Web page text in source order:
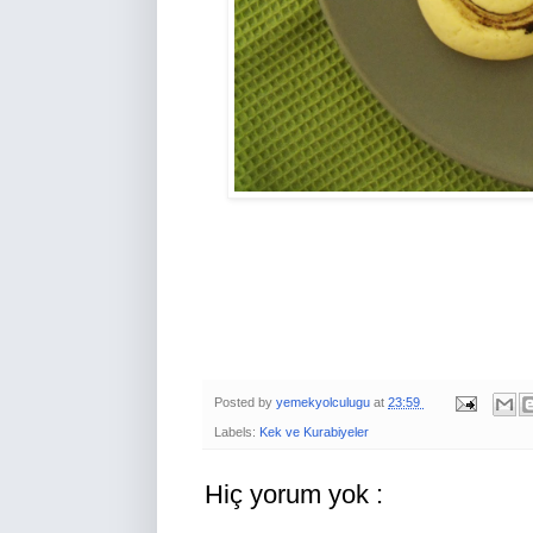
Posted by yemekyolculugu at 23:59
Labels: Kek ve Kurabiyeler
Hiç yorum yok :